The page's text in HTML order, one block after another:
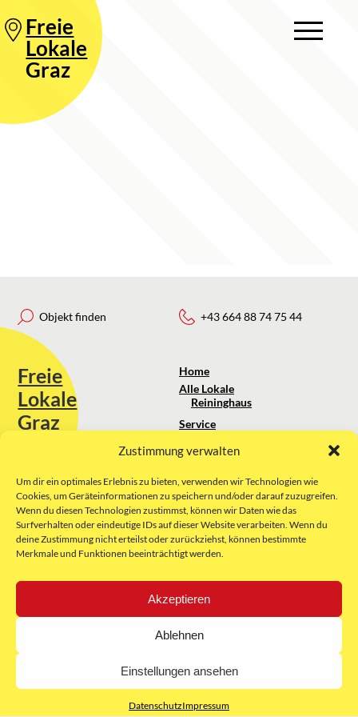
Zustimmung verwalten
Um dir ein optimales Erlebnis zu bieten, verwenden wir Technologien wie
Cookies, um Geräteinformationen zu speichern und/oder darauf zuzugreifen.
Wenn du diesen Technologien zustimmst, können wir Daten wie das
Surfverhalten oder eindeutige IDs auf dieser Website verarbeiten. Wenn du
deine Zustimmung nicht erteilst oder zurückziehst, können bestimmte
Merkmale und Funktionen beeinträchtigt werden.
Akzeptieren
Ablehnen
Einstellungen ansehen
DatenschutzImpressum
Freie
Lokale
Graz
Objekt finden
Freie
Lokale
Graz
Sie erreichen uns unter:
kontakt@freielokale-graz.at
Website by Rubikon Werbeagentur
GmbH
+43 664 88 74 75 44
Home
Alle Lokale
Reininghaus
Service
Über uns
Impressum
AGB
Datenschutz
E-Mail